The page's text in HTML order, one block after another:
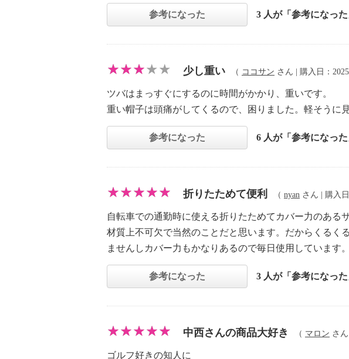
参考になった 3 人が「参考になっ
少し重い （ ココサン さん | 購入日：
ツバはまっすぐにするのに時間がかかり、重いです。
重い帽子は頭痛がしてくるので、困りました。軽そうに
参考になった 6 人が「参考になっ
折りたためて便利 （ nyan さん | 購入
自転車での通勤時に使える折りたためてカバー力のあ
材質上不可欠で当然のことだと思います。だからくるく
ませんしカバー力もかなりあるので毎日使用しています。
参考になった 3 人が「参考になっ
中西さんの商品大好き （ マロン さ
ゴルフ好きの知人に